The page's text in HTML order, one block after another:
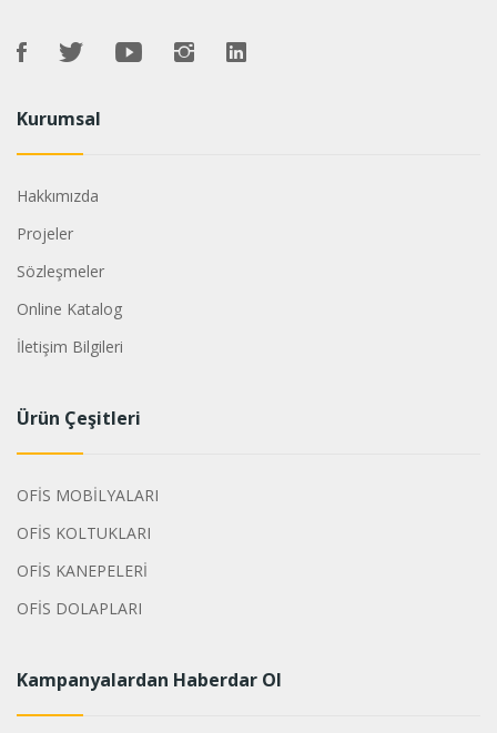
Kurumsal
Hakkımızda
Projeler
Sözleşmeler
Online Katalog
İletişim Bilgileri
Ürün Çeşitleri
OFİS MOBİLYALARI
OFİS KOLTUKLARI
OFİS KANEPELERİ
OFİS DOLAPLARI
Kampanyalardan Haberdar Ol